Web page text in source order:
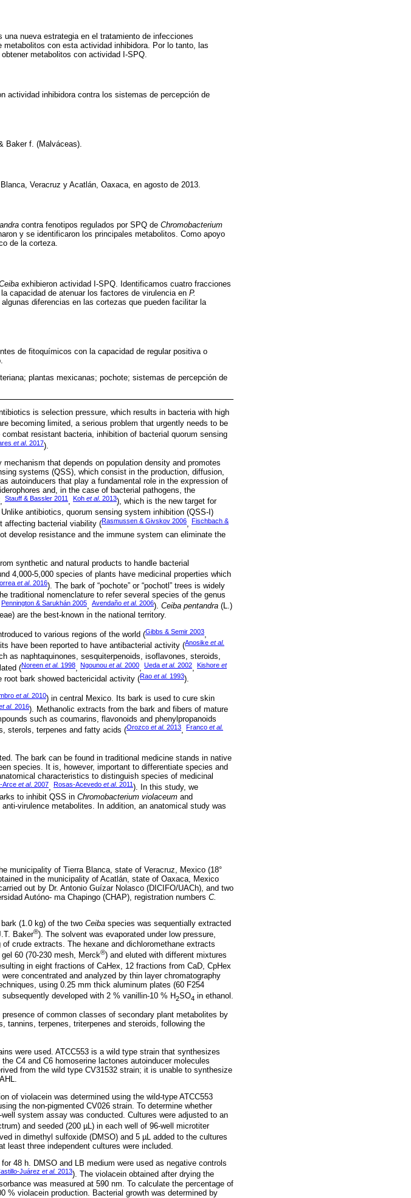
nueva estrategia en el tratamiento de infecciones
con esta actividad inhibidora. Por lo tanto, las
metabolitos con actividad I-SPQ.
actividad inhibidora contra los sistemas de percepción de
Baker f. (Malváceas).
Veracruz y Acatlán, Oaxaca, en agosto de 2013.
contra fenotipos regulados por SPQ de Chromobacterium
y se identificaron los principales metabolitos. Como apoyo
de la corteza.
exhibieron actividad I-SPQ. Identificamos cuatro fracciones
capacidad de atenuar los factores de virulencia en P.
diferencias en las cortezas que pueden facilitar la
de fitoquímicos con la capacidad de regular positiva o
plantas mexicanas; pochote; sistemas de percepción de
is selection pressure, which results in bacteria with high
becoming limited, a serious problem that urgently needs to be
resistant bacteria, inhibition of bacterial quorum sensing
et al. 2017).
that depends on population density and promotes
systems (QSS), which consist in the production, diffusion,
autoinducers that play a fundamental role in the expression of
and, in the case of bacterial pathogens, the
, Stauff & Bassler 2011 , Koh et al. 2013), which is the new target for
Unlike antibiotics, quorum sensing system inhibition (QSS-I)
affecting bacterial viability (Rasmussen & Givskov 2006, Fischbach &
develop resistance and the immune system can eliminate the
synthetic and natural products to handle bacterial
4,000-5,000 species of plants have medicinal properties which
et al. 2016). The bark of “pochote” or “pochotl” trees is widely
traditional nomenclature to refer several species of the genus
Pennington & Sarukhán 2005, Avendaño et al. 2006). Ceiba pentandra (L.)
are the best-known in the national territory.
to various regions of the world (Gibbs & Semir 2003
have been reported to have antibacterial activity (Anosike et al.
as naphtaquinones, sesquiterpenoids, isoflavones, steroids,
(Noreen et al. 1998, Ngounou et al. 2000, Ueda et al. 2002, Kishore et
bark showed bactericidal activity (Rao et al. 1993).
et al. 2010) in central Mexico. Its bark is used to cure skin
al. 2016). Methanolic extracts from the bark and fibers of mature
such as coumarins, flavonoids and phenylpropanoids
sterols, terpenes and fatty acids (Orozco et al. 2013 Franco et al.
The bark can be found in traditional medicine stands in native
species. It is, however, important to differentiate species and
characteristics to distinguish species of medicinal
Arce et al. 2007, Rosas-Acevedo et al. 2011). In this study, we
to inhibit QSS in Chromobacterium violaceum and
virulence metabolites. In addition, an anatomical study was
municipality of Tierra Blanca, state of Veracruz, Mexico (18°
in the municipality of Acatlán, state of Oaxaca, Mexico
out by Dr. Antonio Guízar Nolasco (DICIFO/UACh), and two
Autóno- ma Chapingo (CHAP), registration numbers C.
(1.0 kg) of the two Ceiba species was sequentially extracted
Baker®). The solvent was evaporated under low pressure,
crude extracts. The hexane and dichloromethane extracts
60 (70-230 mesh, Merck®) and eluted with different mixtures
in eight fractions of CaHex, 12 fractions from CaD, CpHex
concentrated and analyzed by thin layer chromatography
using 0.25 mm thick aluminum plates (60 F254
developed with 2 % vanillin-10 % H2SO4 in ethanol.
presence of common classes of secondary plant metabolites by
tannins, terpenes, triterpenes and steroids, following the
were used. ATCC553 is a wild type strain that synthesizes
C4 and C6 homoserine lactones autoinducer molecules
from the wild type CV31532 strain; it is unable to synthesize
of violacein was determined using the wild-type ATCC553
the non-pigmented CV026 strain. To determine whether
system assay was conducted. Cultures were adjusted to an
and seeded (200 µL) in each well of 96-well microtiter
in dimethyl sulfoxide (DMSO) and 5 µL added to the cultures
least three independent cultures were included.
48 h. DMSO and LB medium were used as negative controls
Juárez et al. 2013). The violacein obtained after drying the
was measured at 590 nm. To calculate the percentage of
% violacein production. Bacterial growth was determined by